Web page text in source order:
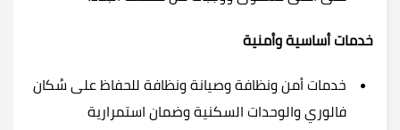
خدمات أساسية وأمنية
خدمات أمن ونظافة وصيانة ونظافة للحفاظ على سُكان
فالوري والوحدات السكنية وضمان استمرارية